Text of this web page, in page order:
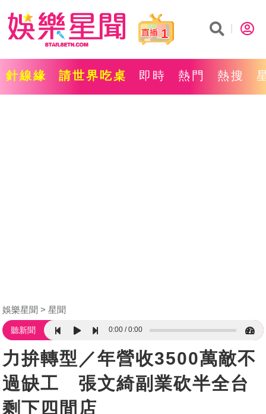
1
針線緣 請世界吃桌 即時 熱門 熱搜
娛樂星聞 星聞
聽新聞 0:00 0:00
力拚轉型／年營收3500萬敵不
過缺工 張文綺副業砍半全台
剩下四間店